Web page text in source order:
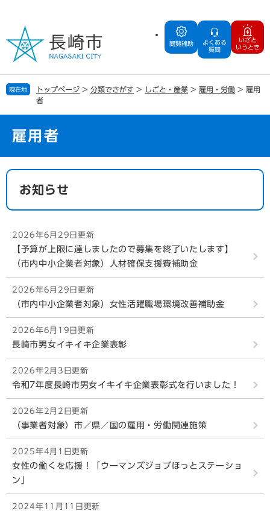
の
で
す
ー
ば
し
閲覧補助
よくある
質問
いざと
いうとき
現在地 トップページ > 分類でさがす > しごと・産業 > 雇用・労働 > 雇用
者
雇用者
本
お知らせ
2026年6月29日更新
【予算が上限に達しましたので募集を終了いたします】
（市内中小企業者対象）人材確保支援費補助金
2026年6月29日更新
（市内中小企業者対象）女性活躍職場環境改善補助金
2026年6月19日更新
長崎市男女イキイキ企業表彰
2026年2月3日更新
令和7年度長崎市男女イキイキ企業表彰式を行いました！
2026年2月2日更新
（事業者対象）市／県／国の雇用・労働関連施策
2025年4月1日更新
女性の働くを応援！「ウーマンズジョブほっとステーショ
ン」
2024年11月11日更新